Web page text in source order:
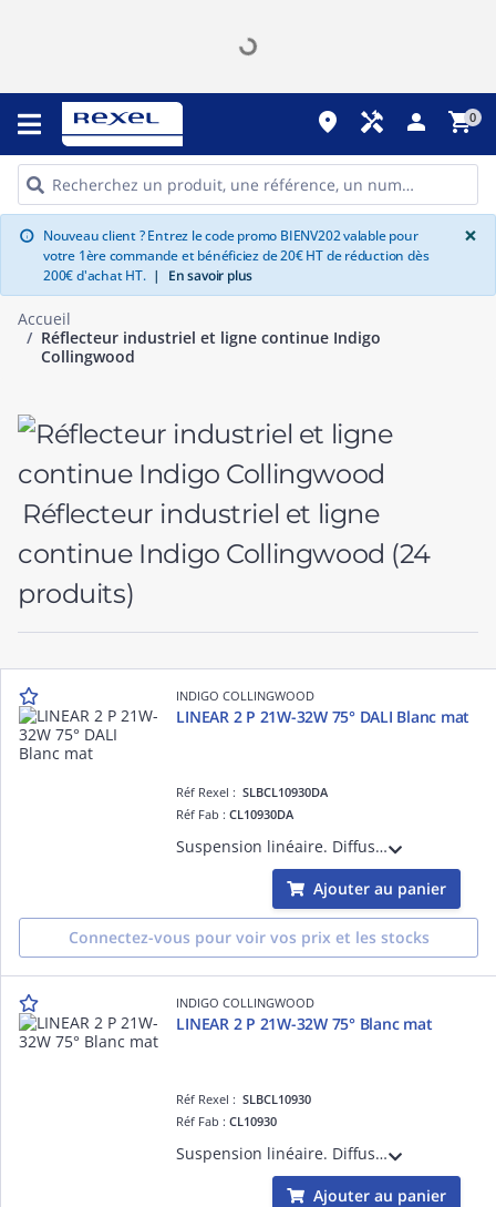
place handyman person shopping_cart0
info Nouveau client ? Entrez le code promo BIENV202 valable pour
votre 1ère commande et bénéficiez de 20€ HT de réduction dès
200€ d'achat HT. | En savoir plus
×
Accueil
Réflecteur industriel et ligne continue Indigo
Collingwood
Réflecteur industriel et ligne
continue Indigo Collingwood (24
produits)
INDIGO COLLINGWOOD
LINEAR 2 P 21W-32W 75° DALI Blanc mat
Réf Rexel :SLBCL10930DA
Réf Fab :CL10930DA
Suspension linéaire. Diffuseur PC prismatique. 21 ou 32W et 3000K, 3500K ou 4000K à sélectionner. Avec câbles de suspension blancs. Base ronde et câble d'alim blancs à commander séparément. Convertisseur dimmable DALI-push intégré.
Ajouter au panier
Connectez-vous pour voir vos prix et les stocks
INDIGO COLLINGWOOD
LINEAR 2 P 21W-32W 75° Blanc mat
Réf Rexel :SLBCL10930
Réf Fab :CL10930
Suspension linéaire. Diffuseur PC prismatique. 21 ou 32W et 3000K, 3500K ou 4000K à sélectionner. Avec câbles de suspension blancs (2m). Base ronde et câble d'alim blancs à commander séparément. Convertisseur non dimmable intégré.
Ajouter au panier